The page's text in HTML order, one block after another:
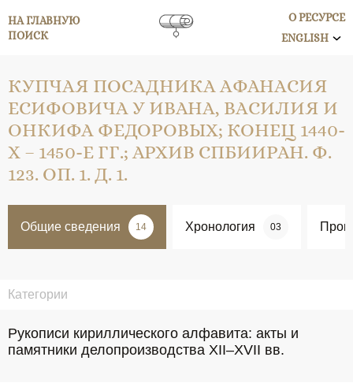
НА ГЛАВНУЮ
ПОИСК
О РЕСУРСЕ
ENGLISH
КУПЧАЯ ПОСАДНИКА АФАНАСИЯ
ЕСИФОВИЧА У ИВАНА, ВАСИЛИЯ И
ОНКИФА ФЕДОРОВЫХ; КОНЕЦ 1440-
Х – 1450-Е ГГ.; АРХИВ СПБИИРАН. Ф.
123. ОП. 1. Д. 1.
Общие сведения 14 Хронология 03
Категории
Рукописи кириллического алфавита: акты и
памятники делопроизводства XII–XVII вв.